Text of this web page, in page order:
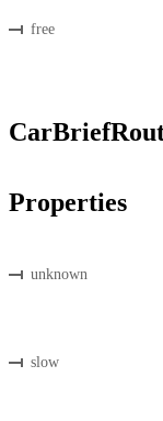
free
Properties
unknown
slow